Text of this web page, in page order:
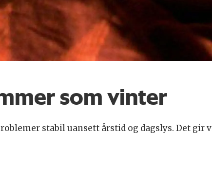
som vinter
stabil uansett årstid og dagslys. Det gir